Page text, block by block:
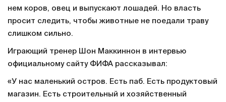
нем коров, овец и выпускают лошадей. Но власть
просит следить, чтобы животные не поедали траву
слишком сильно.
Играющий тренер Шон Маккиннон в интервью
официальному сайту ФИФА рассказывал:
«У нас маленький остров. Есть паб. Есть продуктовый
магазин. Есть строительный и хозяйственный